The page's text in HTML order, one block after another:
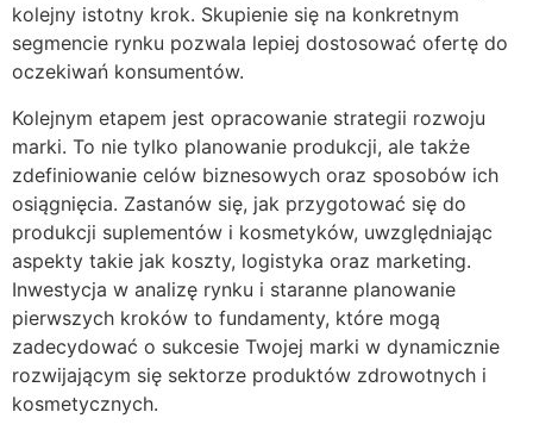
kolejny istotny krok. Skupienie się na konkretnym
segmencie rynku pozwala lepiej dostosować ofertę do
oczekiwań konsumentów.
Kolejnym etapem jest opracowanie strategii rozwoju
marki. To nie tylko planowanie produkcji, ale także
zdefiniowanie celów biznesowych oraz sposobów ich
osiągnięcia. Zastanów się, jak przygotować się do
produkcji suplementów i kosmetyków, uwzględniając
aspekty takie jak koszty, logistyka oraz marketing.
Inwestycja w analizę rynku i staranne planowanie
pierwszych kroków to fundamenty, które mogą
zadecydować o sukcesie Twojej marki w dynamicznie
rozwijającym się sektorze produktów zdrowotnych i
kosmetycznych.